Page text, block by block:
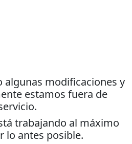
algunas modificaciones y
estamos fuera de
trabajando al máximo
lo antes posible.